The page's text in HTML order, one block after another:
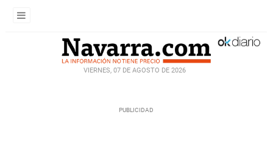
VIERNES, 07 DE AGOSTO DE 2026